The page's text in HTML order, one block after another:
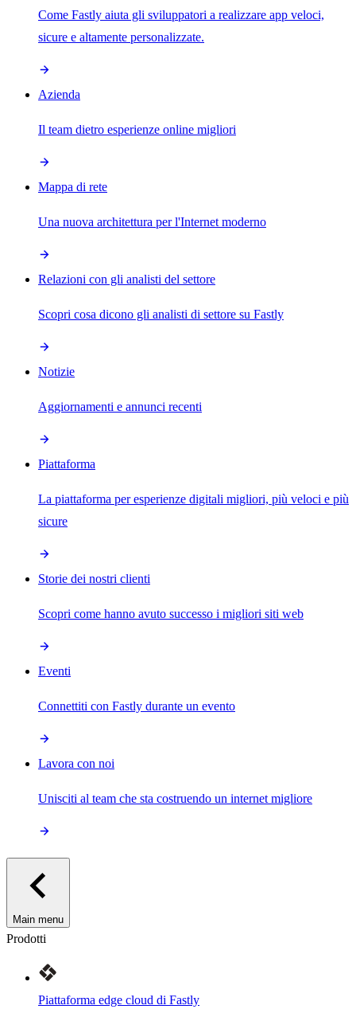
Come Fastly aiuta gli sviluppatori a realizzare app veloci,
sicure e altamente personalizzate.
Azienda
Il team dietro esperienze online migliori
Mappa di rete
Una nuova architettura per l'Internet moderno
Relazioni con gli analisti del settore
Scopri cosa dicono gli analisti di settore su Fastly
Notizie
Aggiornamenti e annunci recenti
Piattaforma
La piattaforma per esperienze digitali migliori, più veloci e più
sicure
Storie dei nostri clienti
Scopri come hanno avuto successo i migliori siti web
Eventi
Connettiti con Fastly durante un evento
Lavora con noi
Unisciti al team che sta costruendo un internet migliore
Main menu
Prodotti
Piattaforma edge cloud di Fastly